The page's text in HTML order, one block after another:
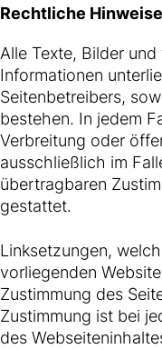
Rechtliche
Alle Texte, Bilder
Informationen
Seitenbetreibers,
bestehen. In jedem
Verbreitung oder
ausschließlich im
übertragbaren
gestattet.
Linksetzungen,
vorliegenden
Zustimmung des
Zustimmung ist bei
des